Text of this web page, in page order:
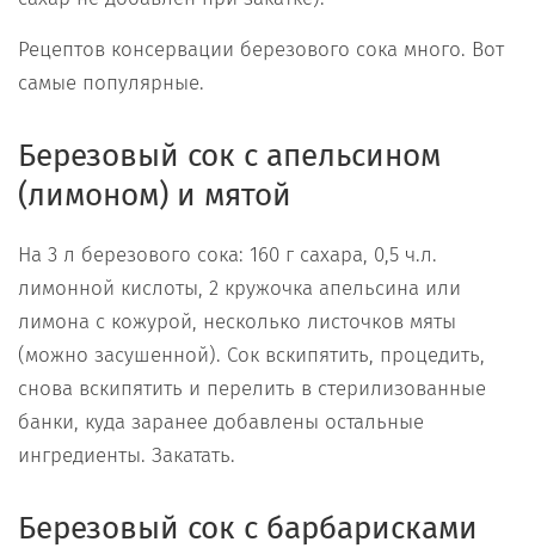
Рецептов консервации березового сока много. Вот
самые популярные.
Березовый сок с апельсином
(лимоном) и мятой
На 3 л березового сока: 160 г сахара, 0,5 ч.л.
лимонной кислоты, 2 кружочка апельсина или
лимона с кожурой, несколько листочков мяты
(можно засушенной). Сок вскипятить, процедить,
снова вскипятить и перелить в стерилизованные
банки, куда заранее добавлены остальные
ингредиенты. Закатать.
Березовый сок с барбарисками